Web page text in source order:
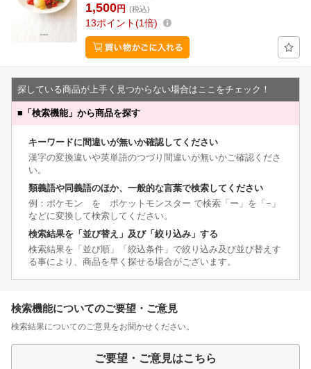
1,500円 (税込)
13ポイント 1倍
探している商品が上手く見つからない場合はここをチェック！
■ 「検索機能」から商品を探す
キーワードに間違いが無いか確認してください
漢字の変換違いや英単語のつづり間違いが無いかご確認くださ
い。
類義語や同義語のほか、一般的な言葉で検索してください
例：ポケモン を ポケットモンスター で検索「ー」を「−」
などに変換して検索してください。
検索結果を「並び替え」及び「絞り込み」する
検索結果を「並び順」「絞込条件」で絞り込み及び並び替えす
る事により、商品を早く探せる場合がございます。
検索機能についてのご要望・ご意見
検索結果についてのご意見をお聞かせください。
ご要望・ご意見はこちら